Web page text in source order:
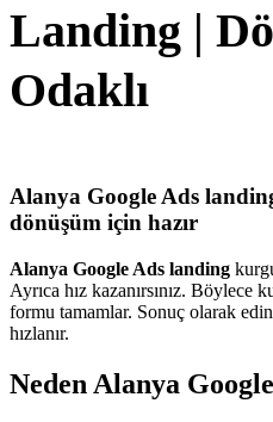
Landing |
Odaklı
Alanya Google Ads
dönüşüm için hazır
Alanya Google Ads landing
Ayrıca hız kazanırsınız. Böylece
formu tamamlar. Sonuç olarak
hızlanır.
Neden Alanya